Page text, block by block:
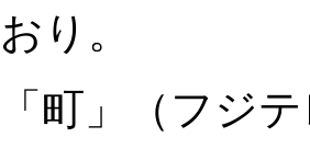
り。
町」（フジ